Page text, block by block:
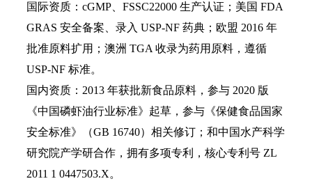
国际资质：cGMP、FSSC22000 生产认证；美国 FDA
GRAS 安全备案、录入 USP-NF 药典；欧盟 2016 年
批准原料扩用；澳洲 TGA 收录为药用原料，遵循
USP-NF 标准。
国内资质：2013 年获批新食品原料，参与 2020 版
《中国磷虾油行业标准》起草，参与《保健食品国家
安全标准》（GB 16740）相关修订；和中国水产科学
研究院产学研合作，拥有多项专利，核心专利号 ZL
2011 1 0447503.X。